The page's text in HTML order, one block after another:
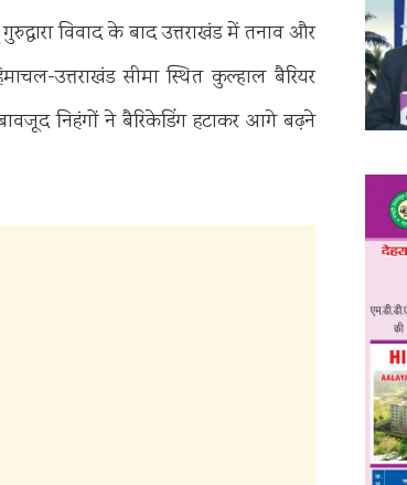
विवाद के बाद उत्तराखंड में तनाव और
उत्तराखंड सीमा स्थित कुल्हाल बैरियर
निहंगों ने बैरिकेडिंग हटाकर आगे बढ़ने